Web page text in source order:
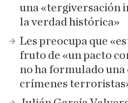
una «tergiversación
la verdad histórica»
Les preocupa que
fruto de «un pacto
no ha formulado una
crímenes